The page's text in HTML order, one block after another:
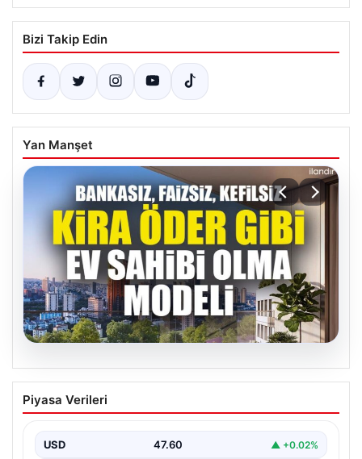
Bizi Takip Edin
Yan Manşet
05.08.2026
DAP Yapı’dan Yenilikçi Bir Adım: Emlak
Konut Güvencesiyle Kendi Kendini
Hayata Geçiyor
Piyasa Verileri
USD 47.60 ▲ +0.02%